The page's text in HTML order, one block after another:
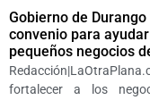
Gobierno de
convenio para
pequeños negocios
fortalecer a los